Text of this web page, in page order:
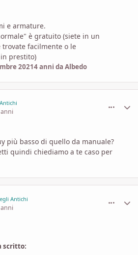
e armature.
è gratuito (siete in un
trovate facilmente o le
prestito)
20214 anni da Albedo
più basso di quello da manuale?
quindi chiediamo a te caso per
Antichi
scritto: